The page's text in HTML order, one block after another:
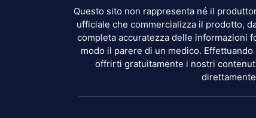
Questo sito non rappresenta né il
ufficiale che commercializza il prodotto,
completa accuratezza delle informazioni
modo il parere di un medico.
offrirti gratuitamente i nostri